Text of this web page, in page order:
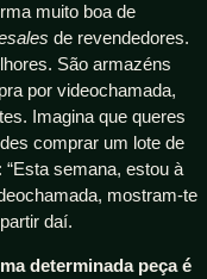
muito boa de
de revendedores.
São armazéns
por videochamada,
Imagina que queres
comprar um lote de
semana, estou à
mostram-te
daí.
determinada peça é